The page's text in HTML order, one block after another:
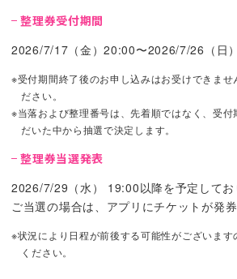
整理券受付期間
2026/7/17（金）20:00〜2026/7/26（日
※受付期間終了後のお申し込みはお受けできませ
ださい。
※当落および整理番号は、先着順ではなく、受付
だいた中から抽選で決定します。
整理券当選発表
2026/7/29（水） 19:00以降を予定してお
ご当選の場合は、アプリにチケットが発券
※状況により日程が前後する可能性がございま
ください。